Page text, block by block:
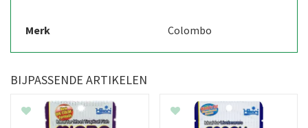
Merk Colombo
BIJPASSENDE ARTIKELEN